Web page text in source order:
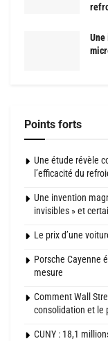
Points forts
Une étude révèle
l’efficacité du
Une invention
invisibles » et
Le prix d’une
Porsche Cayenne
mesure
Comment Wall
consolidation et le
CUNY : 18,1